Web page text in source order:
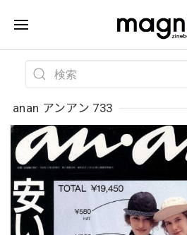
anan アンアン 733